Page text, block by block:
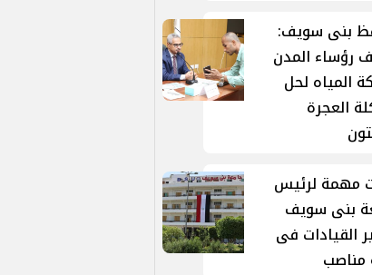
بنى سويف:
رؤساء المدن
المياه لحل
العجرة
مهمة لرئيس
بنى سويف
القيادات فى
مناصب